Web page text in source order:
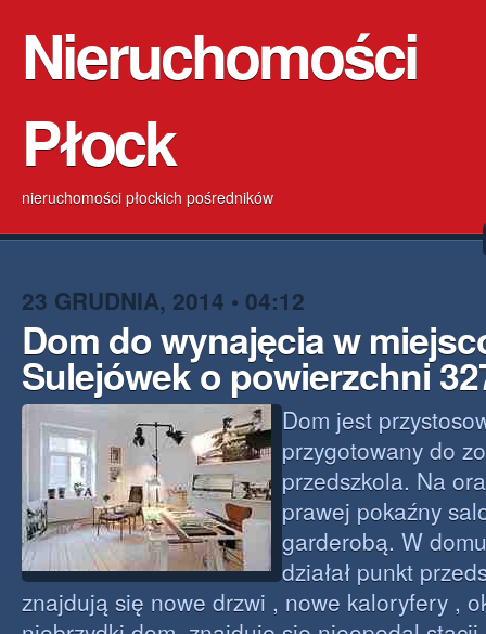
Nieruchomości
Płock
nieruchomości płockich pośredników
23 GRUDNIA, 2014 • 04:12
Dom do wynajęcia w
Sulejówek o powierzchni
Dom jest
przygotowany do
przedszkola. Na
prawej pokaźny
garderobą. W
działał punkt
znajdują się nowe drzwi , nowe kaloryfery ,